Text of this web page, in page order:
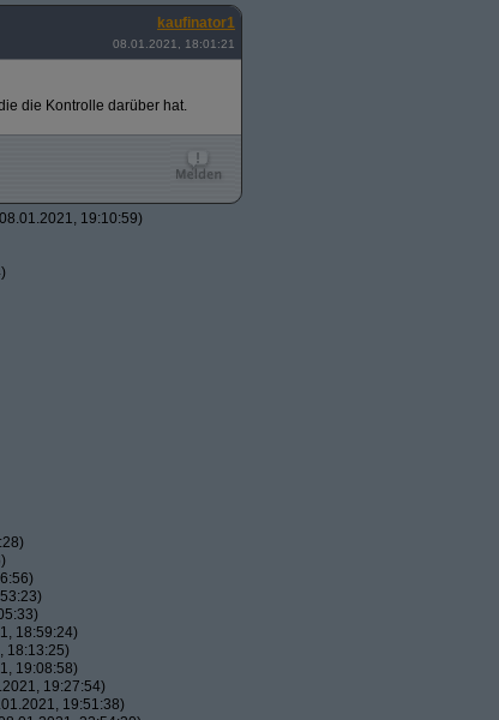
kaufinator1
08.01.2021, 18:01:21
die Kontrolle darüber hat.
19:10:59)
18:59:24)
18:13:25)
19:08:58)
19:27:54)
19:51:38)